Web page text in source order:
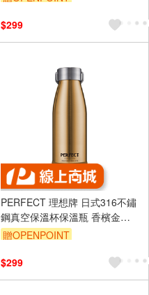
$299
PERFECT 理想牌 日式316不鏽
鋼真空保溫杯保溫瓶 香檳金
350cc-Leidea樂德兒
贈OPENPOINT
$299